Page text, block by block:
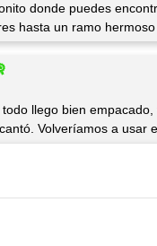
donde puedes
hasta un ramo hermoso
llego bien
Volveríamos a usar